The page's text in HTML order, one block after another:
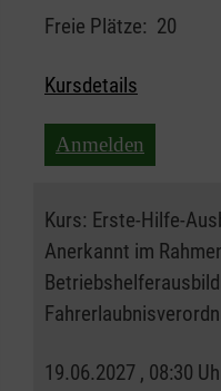
Freie Plätze: 20
Kursdetails
Anmelden
Kurs: Erste-Hilfe-
Anerkannt im
19.06.2027 , 08:30